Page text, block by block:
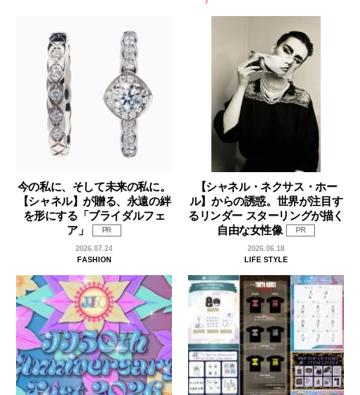
今の私に、そして未来の私に。
【シャネル】が贈る、永遠の絆
を形にする「ブライダルフェ
ア」
PR
2026.07.24
FASHION
【シャネル・ネクサス・ホー
ル】からの誘惑。世界が注目す
るリンダー スターリングが描く
自由な女性像
PR
2026.06.18
LIFE STYLE